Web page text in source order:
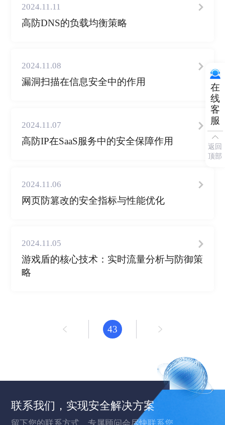
2024.11.11
高防DNS的负载均衡策略
2024.11.08
漏洞扫描在信息安全中的作用
2024.11.07
高防IP在SaaS服务中的安全保障作用
2024.11.06
网页防篡改的安全指标与性能优化
2024.11.05
游戏盾的核心技术：实时流量分析与防御策
略
43
联系我们，实现安全解决方案
在
线
客
服
返回
顶部